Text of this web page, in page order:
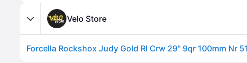
Velo Store